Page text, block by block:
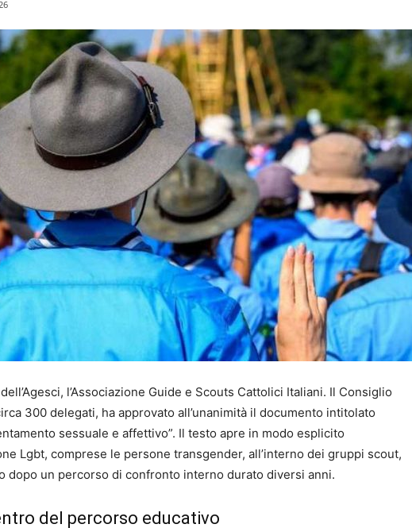
l’Associazione Guide e Scouts Cattolici Italiani. Il Consiglio
300 delegati, ha approvato all’unanimità il documento intitolato
sessuale e affettivo”. Il testo apre in modo esplicito
Lgbt, comprese le persone transgender, all’interno dei gruppi scout,
dopo un percorso di confronto interno durato diversi anni.
del percorso educativo